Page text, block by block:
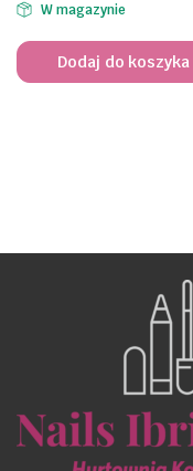
W magazynie
Dodaj do koszyka